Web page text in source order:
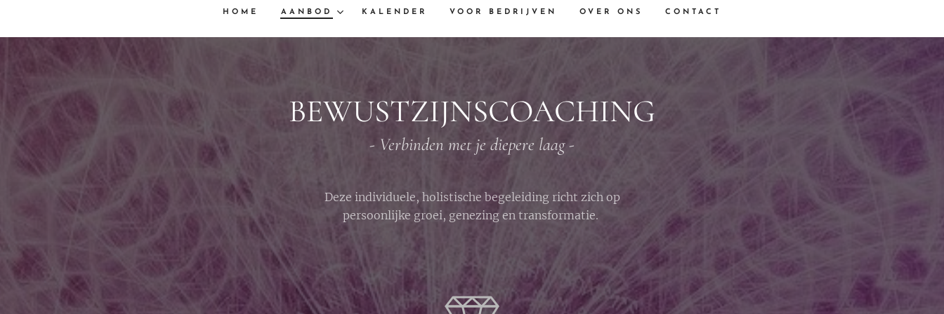
HOME AANBOD KALENDER VOOR BEDRIJVEN OVER ONS CONTACT
BEWUSTZIJNSCOACHING
- Verbinden met je diepere laag -
Deze individuele, holistische begeleiding richt zich op
persoonlijke groei, genezing en transformatie.